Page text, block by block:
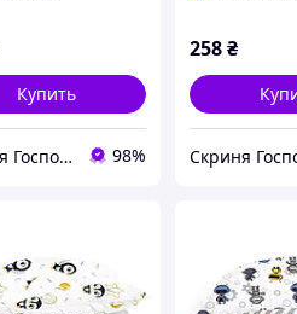
Купить
Скриня Господині 98%
258₴